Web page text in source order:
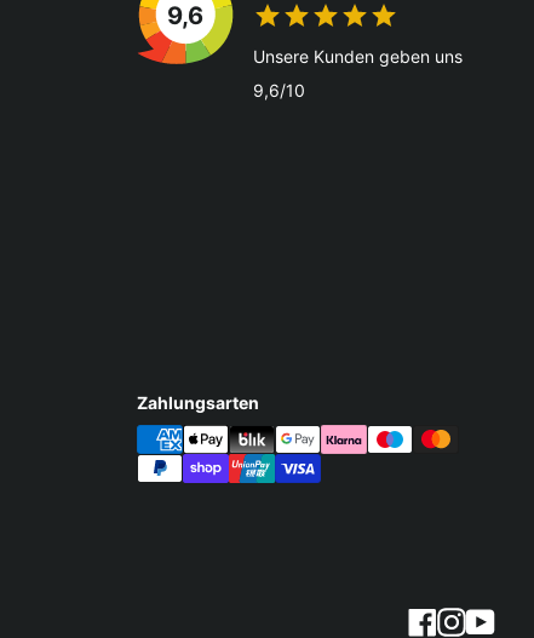
9,6
Unsere Kunden geben uns
9,6/10
Zahlungsarten